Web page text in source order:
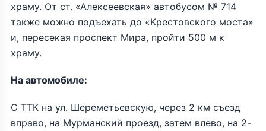
храму. От ст. «Алексеевская» автобусом № 714
также можно подъехать до «Крестовского моста»
и, пересекая проспект Мира, пройти 500 м к
храму.
На автомобиле:
С ТТК на ул. Шереметьевскую, через 2 км съезд
вправо, на Мурманский проезд, затем влево, на 2-